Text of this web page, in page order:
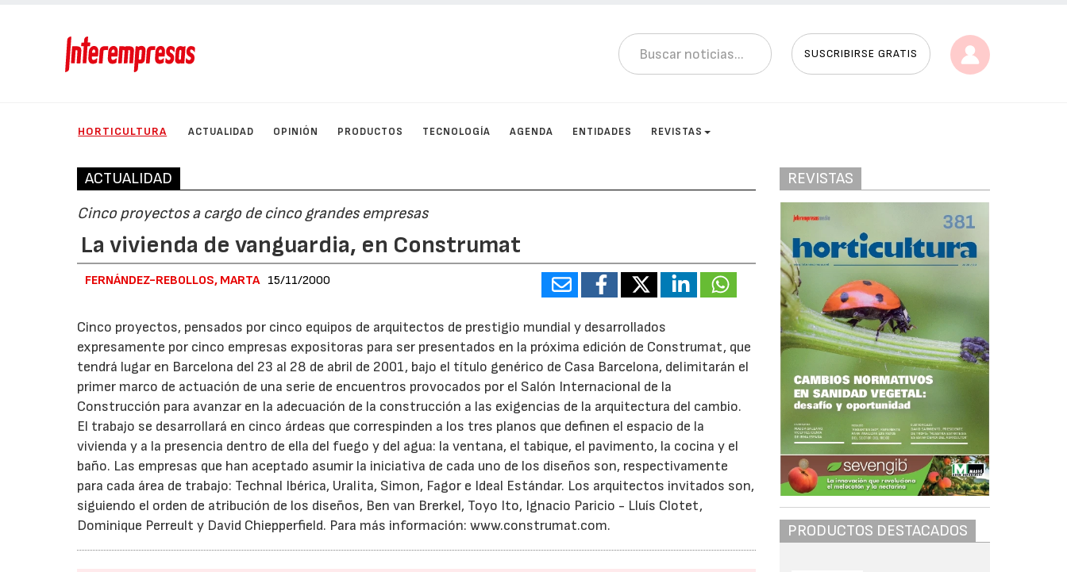
SUSCRIBIRSE GRATIS
HORTICULTURA ACTUALIDAD OPINIÓN PRODUCTOS TECNOLOGÍA AGENDA ENTIDADES REVISTAS
ACTUALIDAD
Cinco proyectos a cargo de cinco grandes empresas
La vivienda de vanguardia, en Construmat
FERNÁNDEZ-REBOLLOS, MARTA 15/11/2000
Cinco proyectos, pensados por cinco equipos de arquitectos de prestigio mundial y desarrollados
expresamente por cinco empresas expositoras para ser presentados en la próxima edición de Construmat, que
tendrá lugar en Barcelona del 23 al 28 de abril de 2001, bajo el título genérico de Casa Barcelona, delimitarán el
primer marco de actuación de una serie de encuentros provocados por el Salón Internacional de la
Construcción para avanzar en la adecuación de la construcción a las exigencias de la arquitectura del cambio.
El trabajo se desarrollará en cinco árdeas que correspinden a los tres planos que definen el espacio de la
vivienda y a la presencia dentro de ella del fuego y del agua: la ventana, el tabique, el pavimento, la cocina y el
baño. Las empresas que han aceptado asumir la iniciativa de cada uno de los diseños son, respectivamente
para cada área de trabajo: Technal Ibérica, Uralita, Simon, Fagor e Ideal Estándar. Los arquitectos invitados son,
siguiendo el orden de atribución de los diseños, Ben van Brerkel, Toyo Ito, Ignacio Paricio - Lluís Clotet,
Dominique Perreult y David Chiepperfield. Para más información: www.construmat.com.
REVISTAS
PRODUCTOS DESTACADOS